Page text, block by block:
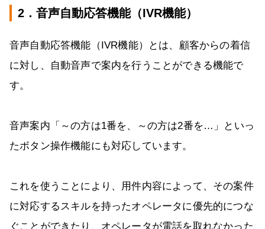
2．音声自動応答機能（IVR機能）
音声自動応答機能（IVR機能）とは、顧客からの着信
に対し、自動音声で案内を行うことができる機能で
す。
音声案内「～の方は1番を、～の方は2番を…」といっ
たボタン操作機能にも対応しています。
これを使うことにより、用件内容によって、その案件
に対応するスキルを持ったオペレータに優先的につな
ぐことができたり、オペレータが電話を取れなかった